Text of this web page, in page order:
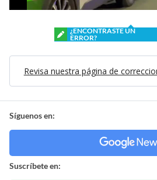
¿ENCONTRASTE UN
ERROR?
Revisa nuestra página de
Síguenos en:
Suscríbete en: